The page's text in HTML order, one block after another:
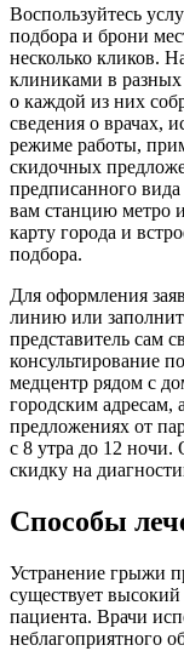
Воспользуйтесь
подбора и брони
несколько кликов.
клиниками в разных
о каждой из них
сведения о врачах,
режиме работы,
скидочных
предписанного
вам станцию метро
карту города и
подбора.
Для оформления
линию или
представитель сам
консультирование
медцентр рядом с
городским адресам,
предложениях от
с 8 утра до 12 ночи.
скидку на
Способы
Устранение грыжи
существует
пациента. Врачи
неблагоприятного